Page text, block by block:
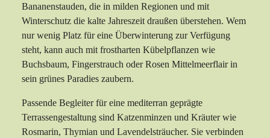
Bananenstauden, die in milden Regionen und mit
Winterschutz die kalte Jahreszeit draußen überstehen. Wem
nur wenig Platz für eine Überwinterung zur Verfügung
steht, kann auch mit frostharten Kübelpflanzen wie
Buchsbaum, Fingerstrauch oder Rosen Mittelmeerflair in
sein grünes Paradies zaubern.
Passende Begleiter für eine mediterran geprägte
Terrassengestaltung sind Katzenminzen und Kräuter wie
Rosmarin, Thymian und Lavendelsträucher. Sie verbinden